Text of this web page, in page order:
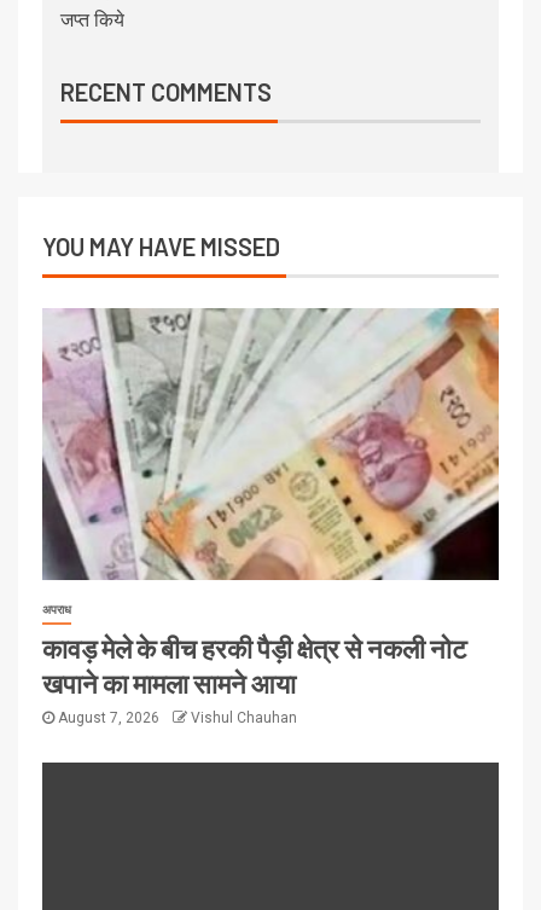
जप्त किये
RECENT COMMENTS
YOU MAY HAVE MISSED
अपराध
कावड़ मेले के बीच हरकी पैड़ी क्षेत्र से नकली नोट
खपाने का मामला सामने आया
August 7, 2026 Vishul Chauhan